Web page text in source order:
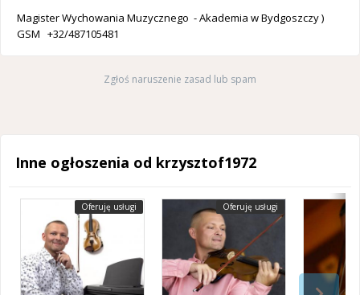
Magister Wychowania Muzycznego - Akademia w Bydgoszczy )
GSM +32/487105481
Zgłoś naruszenie zasad lub spam
Inne ogłoszenia od krzysztof1972
Oferuję usługi Oferuję usługi